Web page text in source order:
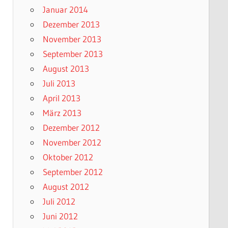
Januar 2014
Dezember 2013
November 2013
September 2013
August 2013
Juli 2013
April 2013
März 2013
Dezember 2012
November 2012
Oktober 2012
September 2012
August 2012
Juli 2012
Juni 2012